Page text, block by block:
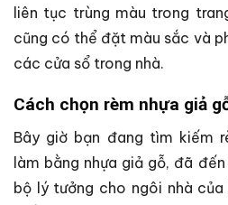
liên tục trùng màu trong
cũng có thể đặt màu sắc và
các cửa sổ trong nhà.
Cách chọn rèm nhựa giả
Bây giờ bạn đang tìm kiếm
làm bằng nhựa giả gỗ, đã
bộ lý tưởng cho ngôi nhà